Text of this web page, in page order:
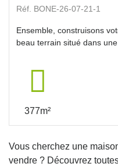
Réf. BONE-26-07-21-1
Ensemble, construisons
beau terrain situé dans une
377m²
Vous cherchez une
vendre ? Découvrez